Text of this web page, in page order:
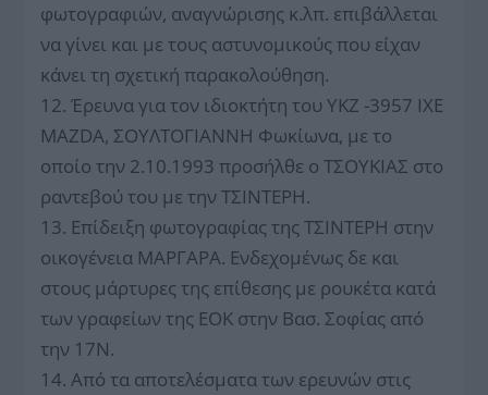
φωτογραφιών, αναγνώρισης κ.λπ. επιβάλλεται
να γίνει και με τους αστυνομικούς που είχαν
κάνει τη σχετική παρακολούθηση.
12. Έρευνα για τον ιδιοκτήτη του ΥΚΖ -3957 ΙΧΕ
MAZDA, ΣΟΥΛΤΟΓΙΑΝΝΗ Φωκίωνα, με το
οποίο την 2.10.1993 προσήλθε ο ΤΣΟΥΚΙΑΣ στο
ραντεβού του με την ΤΣΙΝΤΕΡΗ.
13. Επίδειξη φωτογραφίας της ΤΣΙΝΤΕΡΗ στην
οικογένεια ΜΑΡΓΑΡΑ. Ενδεχομένως δε και
στους μάρτυρες της επίθεσης με ρουκέτα κατά
των γραφείων της ΕΟΚ στην Βασ. Σοφίας από
την 17Ν.
14. Από τα αποτελέσματα των ερευνών στις